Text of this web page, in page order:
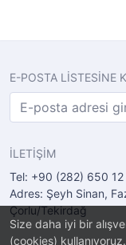
Size daha iyi bir
(cookies)
E-POSTA LİSTESİNE
İLETİŞİM
Tel: +90 (282) 650 12
Adres: Şeyh Sinan,
Çorlu/Tekirdağ